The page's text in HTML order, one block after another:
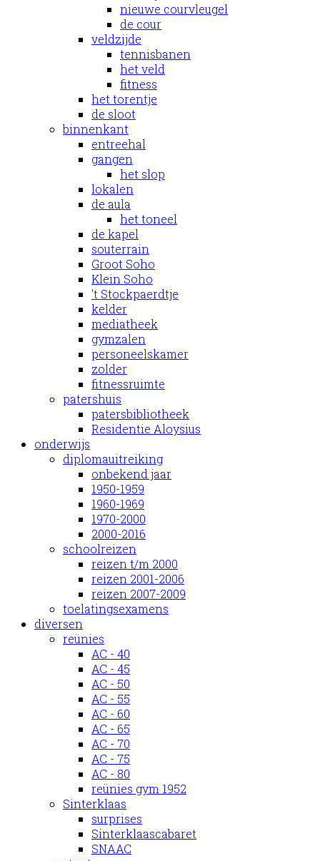
nieuwe courvleugel
de cour
veldzijde
tennisbanen
het veld
fitness
het torentje
de sloot
binnenkant
entreehal
gangen
het slop
lokalen
de aula
het toneel
de kapel
souterrain
Groot Soho
Klein Soho
't Stockpaerdtje
kelder
mediatheek
gymzalen
personeelskamer
zolder
fitnessruimte
patershuis
patersbibliotheek
Residentie Aloysius
onderwijs
diplomauitreiking
onbekend jaar
1950-1959
1960-1969
1970-2000
2000-2016
schoolreizen
reizen t/m 2000
reizen 2001-2006
reizen 2007-2009
toelatingsexamens
diversen
reünies
AC - 40
AC - 45
AC - 50
AC - 55
AC - 60
AC - 65
AC - 70
AC - 75
AC - 80
reünies gym 1952
Sinterklaas
surprises
Sinterklaascabaret
SNAAC